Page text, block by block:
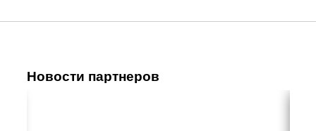
Новости партнеров